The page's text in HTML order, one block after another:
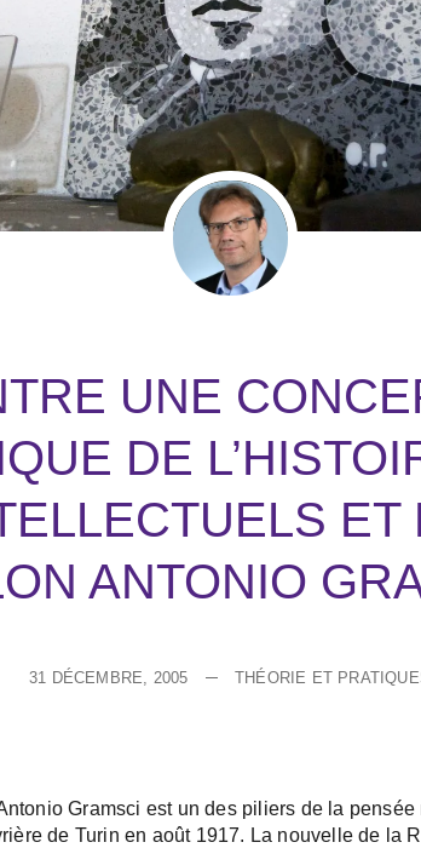
UNE
DE
ET
ANTONIO
31 DÉCEMBRE, 2005 THÉORIE ET
Gramsci est un des piliers de la
de Turin en août 1917. La nouvelle de la